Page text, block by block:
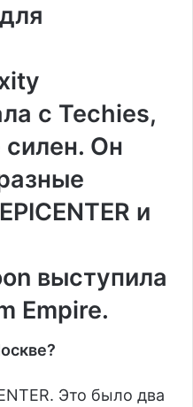
с Techies,
силен. Он
и
выступила
Empire.
Это было два